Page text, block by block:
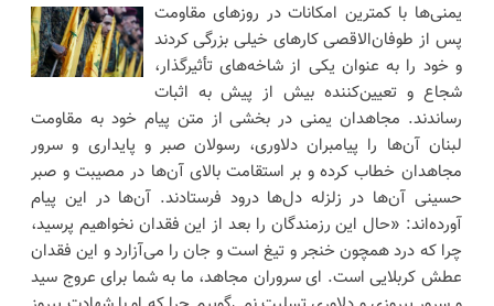
یمنی‌ها با کمترین امکانات در روزهای مقاومت
پس از طوفان‌الاقصی کارهای خیلی بزرگی کردند
و خود را به عنوان یکی از شاخه‌های تأثیرگذار،
شجاع و تعیین‌کننده بیش از پیش به اثبات
رساندند. مجاهدان یمنی در بخشی از متن پیام خود به مقاومت
لبنان آن‌ها را پیامبران دلاوری، رسولان صبر و پایداری و سرور
مجاهدان خطاب کرده و بر استقامت بالای آن‌ها در مصیبت و صبر
حسینی آن‌ها در زلزله دل‌ها درود فرستادند. آن‌ها در این پیام
آورده‌اند: «حال این رزمندگان را بعد از این فقدان نخواهیم پرسید،
چرا که درد همچون خنجر و تیغ است و جان را می‌آزارد و این فقدان
عطش کربلایی است. ‌ای سروران مجاهد، ما به شما برای عروج سید